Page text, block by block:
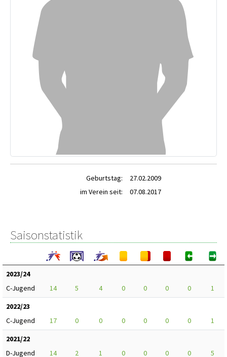
Geburtstag:
27.02.2009
im Verein seit:
07.08.2017
Saisonstatistik
2023/24
C-Jugend
14 5 4 0 0 0 0
1
2022/23
C-Jugend
17 0 0 0 0 0 0
1
2021/22
D-Jugend
14 2 1 0 0 0 0
5